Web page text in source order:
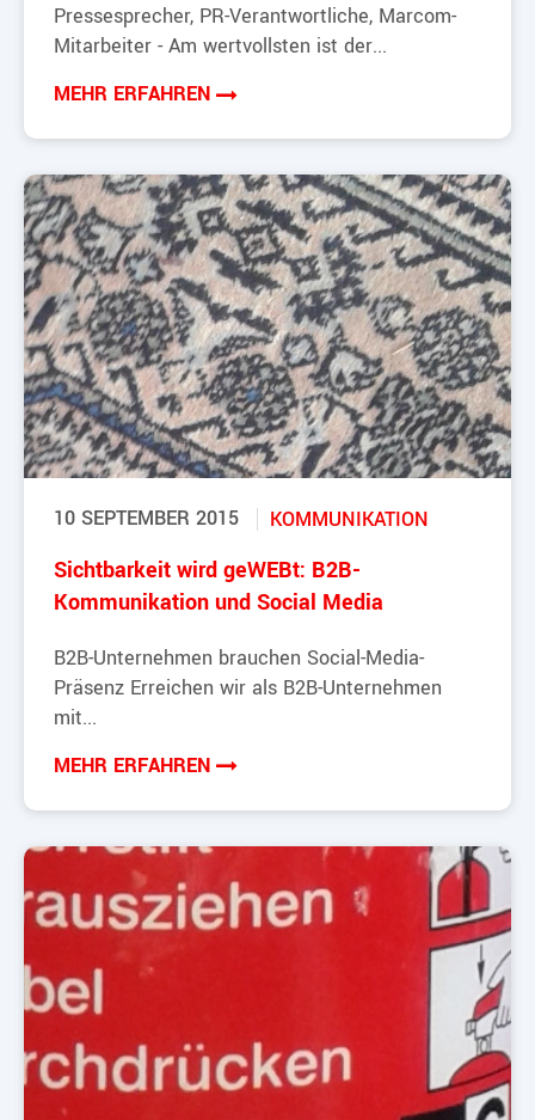
Pressesprecher, PR-Verantwortliche, Marcom-
Mitarbeiter - Am wertvollsten ist der...
MEHR ERFAHREN
10 SEPTEMBER 2015 KOMMUNIKATION
Sichtbarkeit wird geWEBt: B2B-
Kommunikation und Social Media
B2B-Unternehmen brauchen Social-Media-
Präsenz Erreichen wir als B2B-Unternehmen
mit...
MEHR ERFAHREN